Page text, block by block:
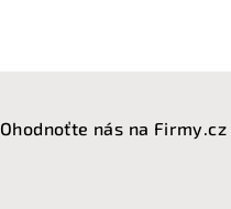
Ohodnoťte nás na Firmy.cz